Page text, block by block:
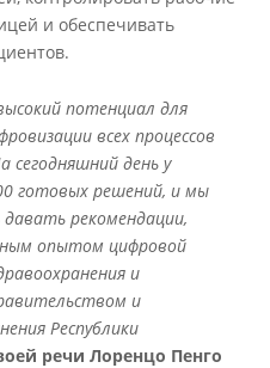
и обеспечивать
потенциал для
всех процессов
сегодняшний день у
готовых решений, и мы
рекомендации,
опытом цифровой
и
и
Республики
речи Лоренцо Пенго